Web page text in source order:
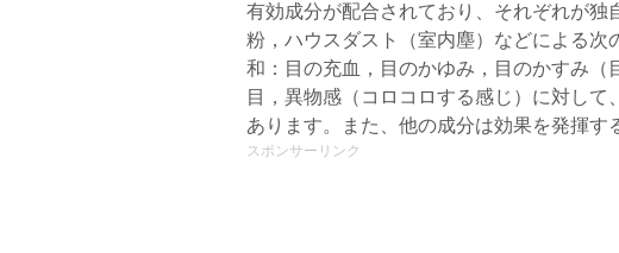
有効成分が配合されており、それぞれが独
粉，ハウスダスト（室内塵）などによる次
和：目の充血，目のかゆみ，目のかすみ（
目，異物感（コロコロする感じ）に対し
あります。また、他の成分は効果を発揮す
スポンサーリンク